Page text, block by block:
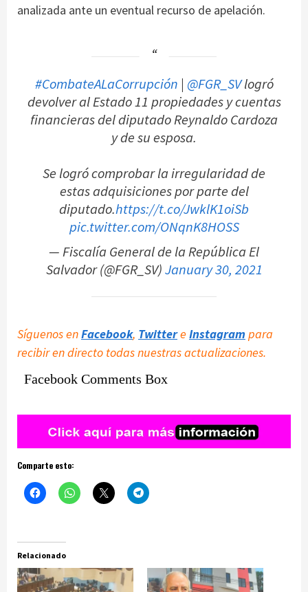
analizada ante un eventual recurso de apelación.
#CombateALaCorrupción | @FGR_SVlogró
devolver al Estado 11 propiedades y cuentas
financieras del diputado Reynaldo Cardoza
y de su esposa.
Se logró comprobar la irregularidad de
estas adquisiciones por parte del
diputado.https://t.co/JwklK1oiSb
pic.twitter.com/ONqnK8HOSS
— Fiscalía General de la República El
Salvador (@FGR_SV)January 30, 2021
Síguenos enFacebook, Twittere Instagram para
recibir en directo todas nuestras actualizaciones.
Facebook Comments Box
Comparte esto:
Relacionado